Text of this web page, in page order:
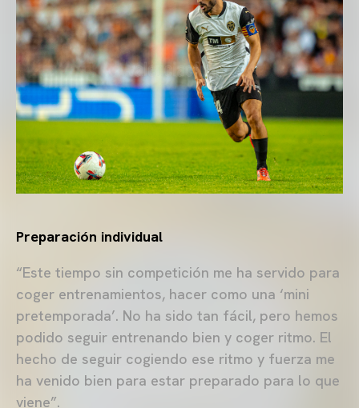
Preparación individual
“Este tiempo sin competición me ha servido para
coger entrenamientos, hacer como una ‘mini
pretemporada’. No ha sido tan fácil, pero hemos
podido seguir entrenando bien y coger ritmo. El
hecho de seguir cogiendo ese ritmo y fuerza me
ha venido bien para estar preparado para lo que
viene”.